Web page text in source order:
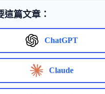
篇文章：
ChatGPT
Claude